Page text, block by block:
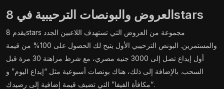
العروض والبونصات الترحيبية في 8stars
يقدم 8stars مجموعة من العروض التي تستهدف اللاعبين الجدد
والمستمرين. البونص الترحيبي الأول يتيح لك الحصول على 100% من قيمة
أول إيداع تصل إلى 3000 جنيه مصري، مع شرط مراهنة 30 مرة قبل
السحب. بالإضافة إلى ذلك، هناك بونصات أسبوعية مثل “إيداع اليوم” و
“مكافأة الفيفا” التي تضيف قيمة إضافية إلى رصيدك.